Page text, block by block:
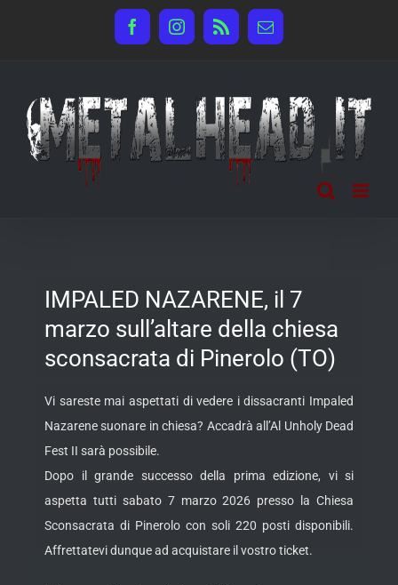
FacebookInstagram
Rss Email
IMPALED NAZARENE, il 7
marzo sull’altare della chiesa
sconsacrata di Pinerolo (TO)
Vi sareste mai aspettati di vedere i dissacranti Impaled
Nazarene suonare in chiesa? Accadrà all’Al Unholy Dead
Fest II sarà possibile.
Dopo il grande successo della prima edizione, vi si
aspetta tutti sabato 7 marzo 2026 presso la Chiesa
Sconsacrata di Pinerolo con soli 220 posti disponibili.
Affrettatevi dunque ad acquistare il vostro ticket.